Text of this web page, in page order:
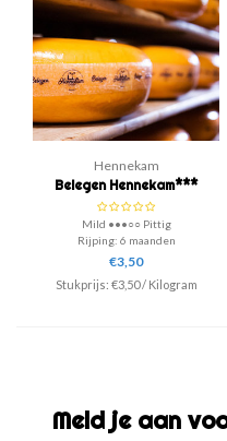
Hennekam
Belegen Hennekam***
Mild •••○○ Pittig
Rijping: 6 maanden
Met deze belegen kaas maak je een feest
op ieders boterham! Het is een
€3,50
Stukprijs: €3,50/ Kilogram
Meld je aan